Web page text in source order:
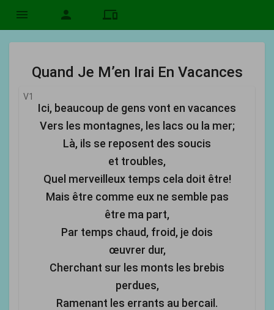
menu person devices
Quand Je M’en Irai En Vacances
V1
Ici, beaucoup de gens vont en vacances
Vers les montagnes, les lacs ou la mer;
Là, ils se reposent des soucis
et troubles,
Quel merveilleux temps cela doit être!
Mais être comme eux ne semble pas
être ma part,
Par temps chaud, froid, je dois
œuvrer dur,
Cherchant sur les monts les brebis
perdues,
Ramenant les errants au bercail.